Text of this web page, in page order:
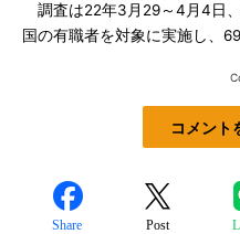
調査は22年3月29～4月4日
国の有職者を対象に実施し、
コメント
Share Post